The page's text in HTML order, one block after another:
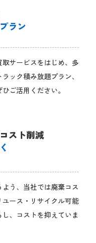
ラン
サービスをはじめ、多
ック積み放題プラン、
ご活用ください。
スト削減
う、当社では廃棄コス
ユース・リサイクル可能
、コストを抑えていま